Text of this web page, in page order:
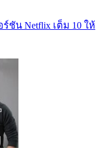
ร์ชัน Netflix เต็ม 10 ให้